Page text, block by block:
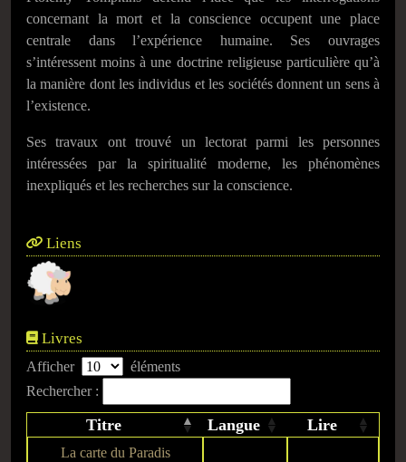
concernant la mort et la conscience occupent une place
centrale dans l’expérience humaine. Ses ouvrages
s’intéressent moins à une doctrine religieuse particulière qu’à
la manière dont les individus et les sociétés donnent un sens à
l’existence.
Ses travaux ont trouvé un lectorat parmi les personnes
intéressées par la spiritualité moderne, les phénomènes
inexpliqués et les recherches sur la conscience.
Liens
Livres
Afficher
éléments
Rechercher :
Titre Langue Lire
La carte du Paradis